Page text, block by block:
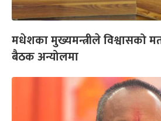
मधेशका मुख्यमन्त्रीले विश्वासको
बैठक अन्योलमा